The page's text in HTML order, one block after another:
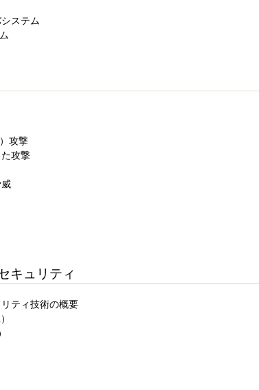
ステム
攻撃
攻撃
キュリティ
ティ技術の概要